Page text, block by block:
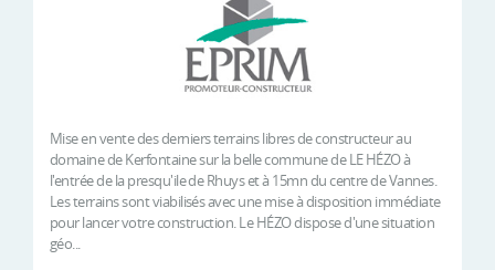
Mise en vente des derniers terrains libres de constructeur au
domaine de Kerfontaine sur la belle commune de LE HÉZO à
l'entrée de la presqu'ile de Rhuys et à 15mn du centre de Vannes.
Les terrains sont viabilisés avec une mise à disposition immédiate
pour lancer votre construction. Le HÉZO dispose d'une situation
géo...